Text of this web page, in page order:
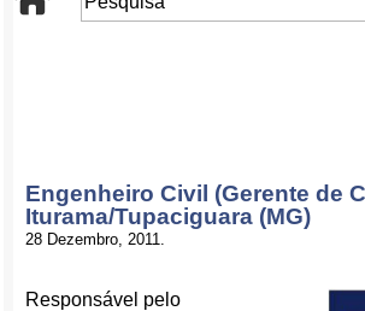
Engenheiro Civil (Gerente de
Iturama/Tupaciguara (MG)
28 Dezembro, 2011.
Responsável pelo